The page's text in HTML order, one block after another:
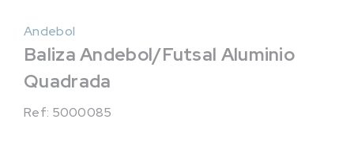
Andebol
Baliza Andebol/Futsal Aluminio
Quadrada
Ref: 5000085